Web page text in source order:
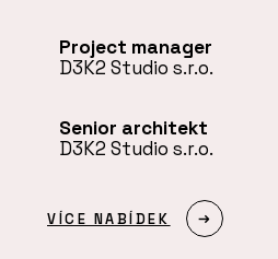
Project manager
D3K2 Studio s.r.o.
Senior architekt
D3K2 Studio s.r.o.
VÍCE NABÍDEK